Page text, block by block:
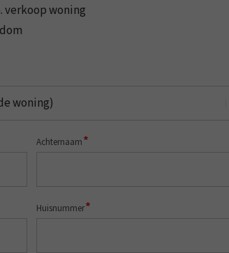
Afkoop lopend huurcontract i.v.m. verkoop woning
Achternaam*
Huisnummer*